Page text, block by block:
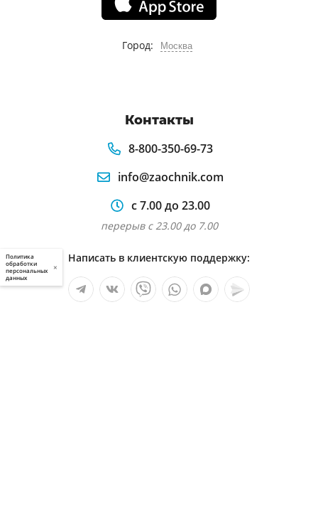
Город: Москва
Контакты
8-800-350-69-73
info@zaochnik.com
с 7.00 до 23.00
перерыв с 23.00 до 7.00
Написать в клиентскую поддержку:
Политика
обработки
персональных
данных
×